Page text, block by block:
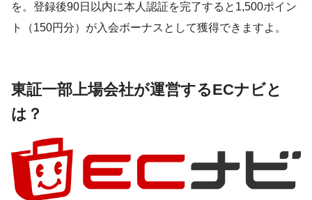
を。登録後90日以内に本人認証を完了すると1,500ポイン
ト（150円分）が入会ボーナスとして獲得できますよ。
東証一部上場会社が運営するECナビと
は？